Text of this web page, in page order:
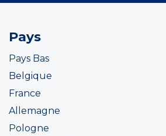
Pays
Pays Bas
Belgique
France
Allemagne
Pologne